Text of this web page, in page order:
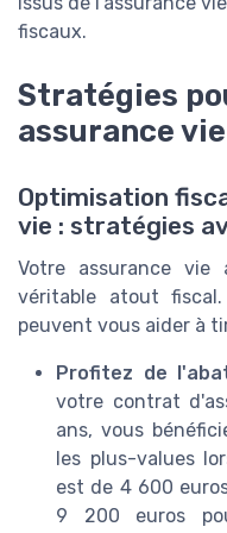
fiscaux.
Stratégies
assurance vie
Optimisation
vie : stratégies
Votre assurance
véritable atout
peuvent vous aider à
Profitez de
votre contrat
ans, vous
les plus-values
est de 4 600
9 200 euros